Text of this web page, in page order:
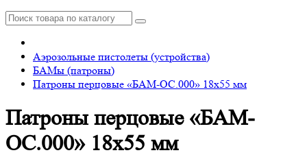
Аэрозольные пистолеты (устройства)
БАМы (патроны)
Патроны перцовые «БАМ-ОС.000» 18х55 мм
Патроны перцовые «БАМ-
ОС.000» 18х55 мм